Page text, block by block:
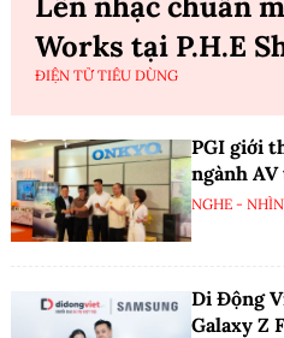
Works tại P.H.E
ĐIỆN TỬ TIÊU DÙNG
PGI giới
ngành
NGHE - NHÌN
Di Động
Galaxy Z